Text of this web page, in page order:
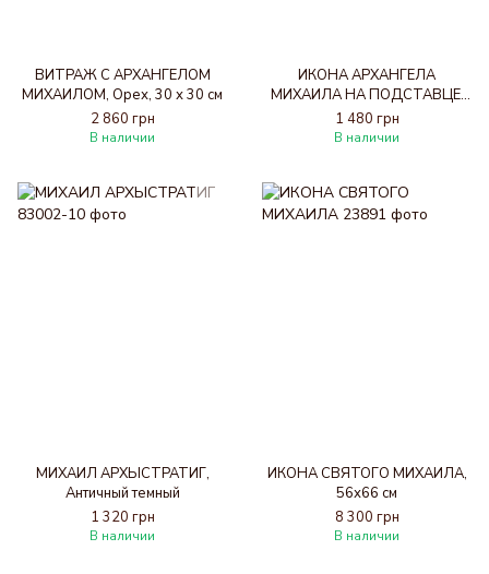
ВИТРАЖ С АРХАНГЕЛОМ
МИХАИЛОМ, Орех, 30 х 30 см
2 860 грн
В наличии
ИКОНА АРХАНГЕЛА
МИХАИЛА НА ПОДСТАВЦЕ,
Античный темный
1 480 грн
В наличии
МИХАИЛ АРХЬІСТРАТИГ,
Античный темный
1 320 грн
В наличии
ИКОНА СВЯТОГО МИХАИЛА,
56х66 см
8 300 грн
В наличии